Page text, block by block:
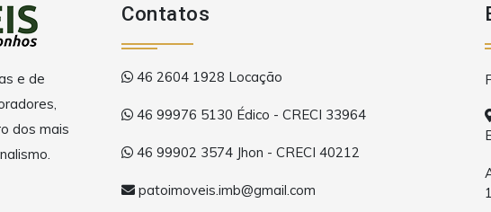
e de
dos mais
Contatos
46 2604 1928 Locação
46 99976 5130 Édico - CRECI 33964
46 99902 3574 Jhon - CRECI 40212
patoimoveis.imb@gmail.com